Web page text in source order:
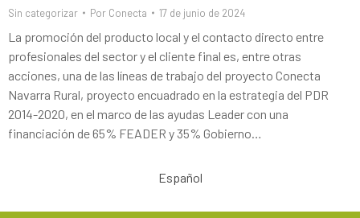
Sin categorizar Por Conecta 17 de junio de 2024
La promoción del producto local y el contacto directo entre
profesionales del sector y el cliente final es, entre otras
acciones, una de las líneas de trabajo del proyecto Conecta
Navarra Rural, proyecto encuadrado en la estrategia del PDR
2014-2020, en el marco de las ayudas Leader con una
financiación de 65% FEADER y 35% Gobierno…
Español